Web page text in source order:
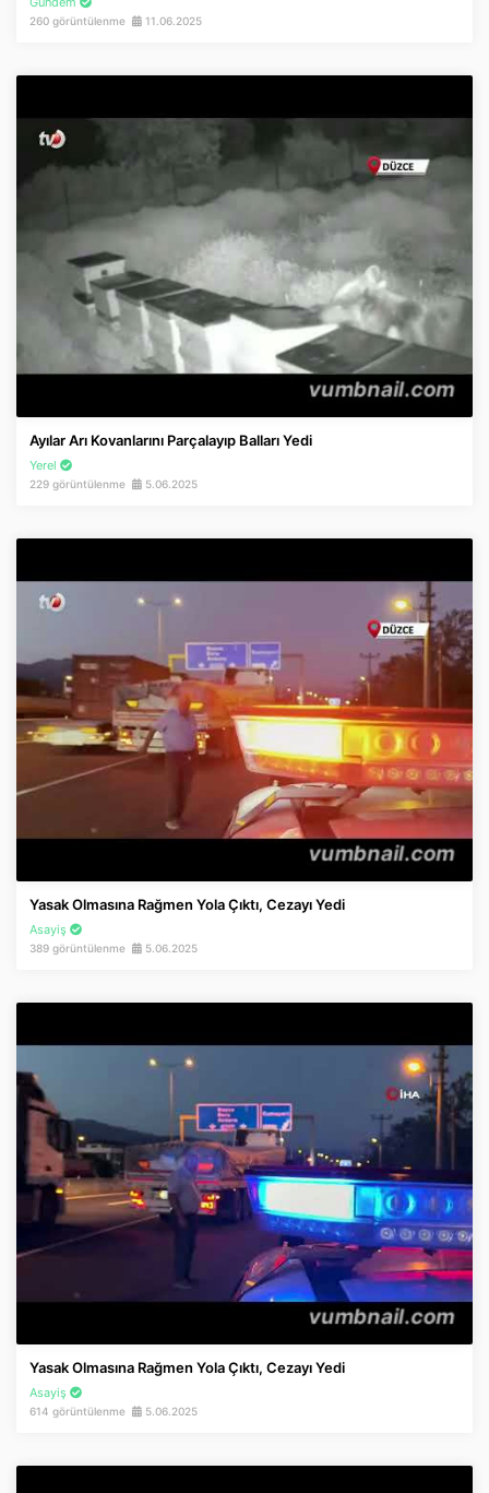
260 görüntülenme 11.06.2025
Ayılar Arı Kovanlarını Parçalayıp Balları Yedi
Yerel
229 görüntülenme 5.06.2025
Yasak Olmasına Rağmen Yola Çıktı, Cezayı Yedi
Asayiş
389 görüntülenme 5.06.2025
Yasak Olmasına Rağmen Yola Çıktı, Cezayı Yedi
Asayiş
614 görüntülenme 5.06.2025